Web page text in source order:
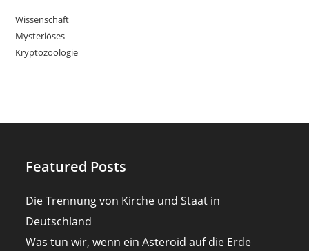
Wissenschaft
Mysteriöses
Kryptozoologie
Featured Posts
Die Trennung von Kirche und Staat in
Deutschland
Was tun wir, wenn ein Asteroid auf die Erde